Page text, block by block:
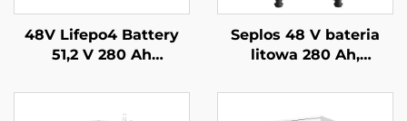
48V Lifepo4 Battery
51,2 V 280 Ah
zasilania awaryjnego
baterią Mason 14 kWh
Seplos 48 V bateria
litowa 280 Ah,
magazynowania
energii dla domu, 51,2